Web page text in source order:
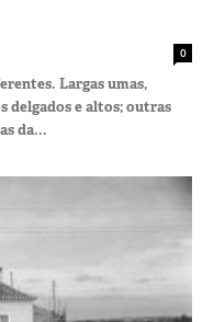
0
Largas umas,
delgados e altos; outras
da...